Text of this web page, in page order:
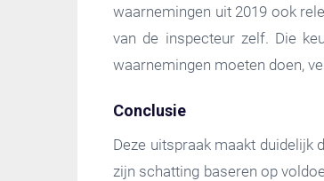
waarnemingen uit 2019 ook
van de inspecteur zelf. Die
waarnemingen moeten doen,
Conclusie
Deze uitspraak maakt duidelijk
zijn schatting baseren op